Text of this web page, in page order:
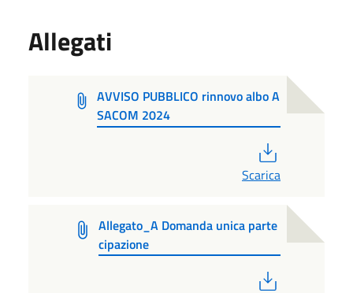
Allegati
AVVISO PUBBLICO rinnovo albo A
SACOM 2024
Scarica
Allegato_A Domanda unica parte
cipazione